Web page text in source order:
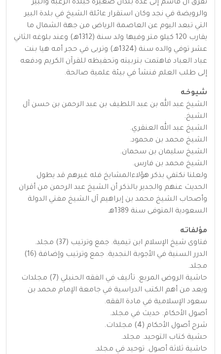
تفرق آل قاسم إلى عدة بلدان صغيرة كبلدة الرغبة والبير
والرويضة في نجد وكان استقرار عائلة الشيخ في بلدة البير
التي تبعد اليوم عن العاصمة الرياض من جهة الشمال ما
يقارب 120 كيلو متر وفيها ولد سنة (1312هـ) وعند بلوغه الثاني
عشر توفي والده سنة (1324هـ) وتربى في حجر أمه هيا بنت
عباد العباد فاهتمت بتربيته وتحفيظه للقرآن الكريم ودفعه
إلى طلب العلم فنشأ في بيئة علمية صالحة.
شيوخـه
الشيخ عبد الله بن عبد اللطيف بن عبد الرحمن بن حسن آل
الشيخ.
الشيخ عبد الله العنقري.
الشيخ محمد بن محمود.
الشيخ سليمان بن سحمان.
الشيخ محمد بن فارس.
ولعلنا نكتفي بذكر هؤلاءالمشايخ فله غيرهم قد يطول
الحديث عنهم والجدير بالذكر أن الشيخ عبد الرحمن من أقران
وأصحاب الشيخ محمد بن إبراهيم آل الشيخ مفتي الدولة
السعودية المتوفى سنة 1389هـ
مؤلفاتـه
فتاوى شيخ الإسلام ابن تيمية. جمع وترتيب (37) مجلد.
الدرر السنية في الأجوبة النجدية. جمع وترتيب وإضافة (16)
مجلد.
حاشية الروض المربع. تأليف في الفقه الحنبلي (7) مجلدات
ويعد من أهم الكتب الدراسية في جامعة الإمام محمد بن
سعود الإسلامية في مادة الفقه.
أصول الأحكام. حديث في مجلد.
شرح أصول الأحكام (4) مجلدات.
حشية كتاب التوحيد. مجلد.
حاشية ثلاثة أصول. توحيد في مجلد.